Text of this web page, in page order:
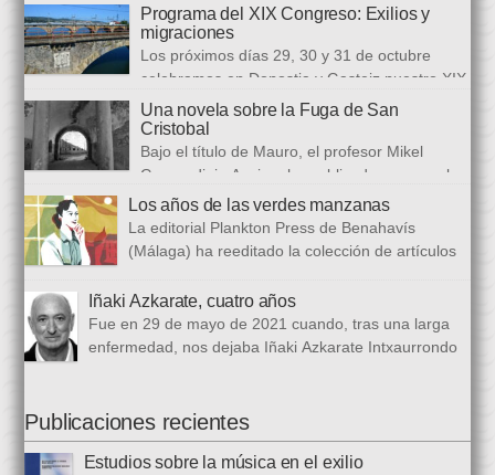
realidad actual, con numerosas referencias al pasado. El ciclo
se inició en 2024 con Cariño, soy un iai@flauta, continuó en
2025 con Los abrazos aplazados y finalizará con Las
ausencias que heredamos, directamente ligada […]
Programa del XIX Congreso: Exilios y
migraciones
Los próximos días 29, 30 y 31 de octubre
celebramos en Donostia y Gasteiz nuestro XIX
congreso internacional, con especialistas de muy diversas
universidades y procedencias. En esta ocasión se trata de
establecer paralelismos entre los fugitivos de la Guerra Civil
española y estos otros hombres y mujeres que arriban a
nuestro país desde territorios […]
Una novela sobre la Fuga de San
Cristobal
Bajo el título de Mauro, el profesor Mikel
Guerendiain Azpiroz ha publicado una novela
histórica en castellano en la que ficciona los sucesos de la
tristemente fuga del fuerte de San Cristobal, en el monte
Ezkaba, una de las mayores evasiones carcelarias de Europa,
que se convirtió en un auténtico baño de sangre: 206
republicanos […]
Los años de las verdes manzanas
La editorial Plankton Press de Benahavís
(Málaga) ha reeditado la colección de artículos
de las verdes manzanas” Cecilia García de Guilarte publicó del
1 de marzo al 24 de octubre de 1968, en el periódico franquista
La Voz de España. Esta colección, dieciséis artículos, había
sido parcialmente […]
Iñaki Azkarate, cuatro años
Fue en 29 de mayo de 2021 cuando, tras una larga
enfermedad, nos dejaba Iñaki Azkarate Intxaurrondo
desde sus mismos inicios. Entre nosotros dejó el recuerdo de
una persona trabajadora y comprometida, que huía de
protagonismos y cargos oficiales. Sus aficiones […]
Publicaciones recientes
Estudios sobre la música en el exilio